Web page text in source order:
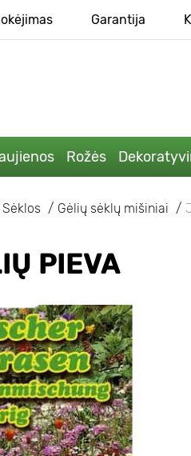
Garantija
Rožės
Sėklos Gėlių sėklų mišiniai
PIEVA